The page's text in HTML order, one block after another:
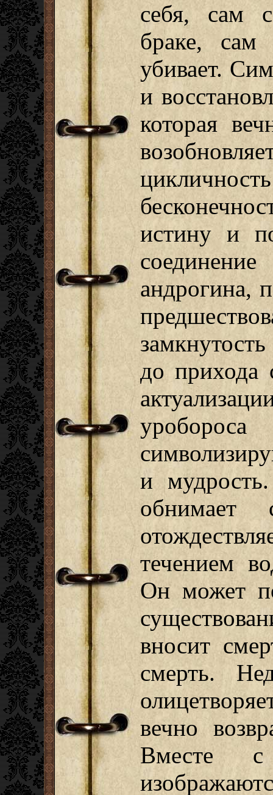
себя, сам
браке, сам
убивает.
и
которая
истину и
андрогина,
до прихода
и
течением
Он может
вносит
смерть.
вечно
Вместе с